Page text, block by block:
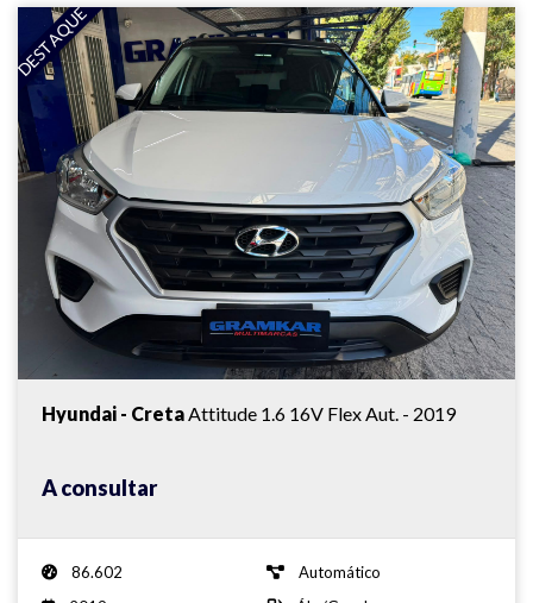
DESTAQUE
Hyundai - CretaAttitude 1.6 16V Flex Aut. - 2019
A consultar
86.602
Automático